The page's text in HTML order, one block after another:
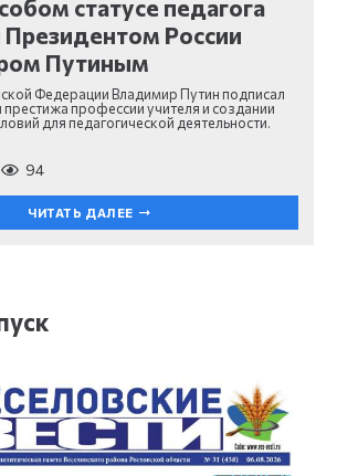
статусе педагога
Президентом России
Путиным
Федерации Владимир Путин подписал
профессии учителя и создании
для педагогической деятельности.
94
ЧИТАТЬ ДАЛЕЕ